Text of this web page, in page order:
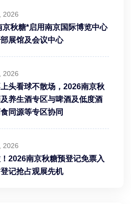
2026
京秋糖*启用南京国际博览中心
展馆及会议中心
2026
头看球不散场，2026南京秋
养生酒专区与啤酒及低度酒
同源等专区协同
2026
2026南京秋糖预登记免票入
记抢占观展先机